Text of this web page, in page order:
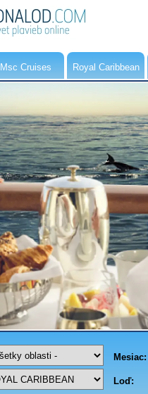
Msc Cruises Royal Caribbean